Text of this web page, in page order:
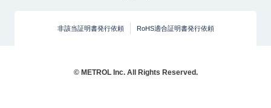
非該当証明書発行依頼 RoHS適合証明書発行依頼
© METROL Inc. All Rights Reserved.